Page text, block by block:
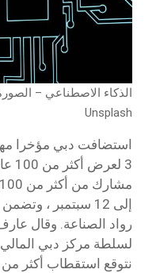
الذكاء الاصطناعي –
Unsplash
استضافت دبي مؤخرا
إلى 12 سبتمبر ،
رواد الصناعة. وقال